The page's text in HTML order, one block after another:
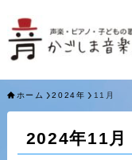
ホーム 2024年 11月
2024年11月